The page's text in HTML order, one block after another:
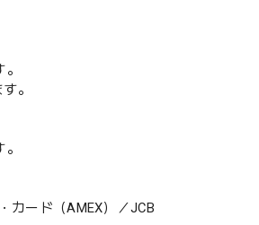
。
ード（AMEX）／JCB